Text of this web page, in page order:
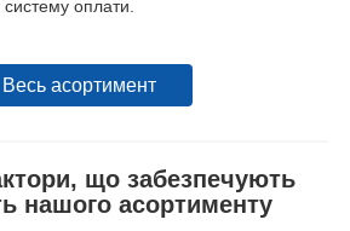
систему оплати.
Весь асортимент
що забезпечують
нашого асортименту